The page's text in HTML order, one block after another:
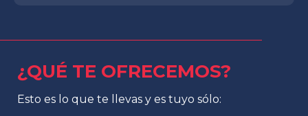
¿QUÉ TE OFRECEMOS?
Esto es lo que te llevas y es tuyo sólo: